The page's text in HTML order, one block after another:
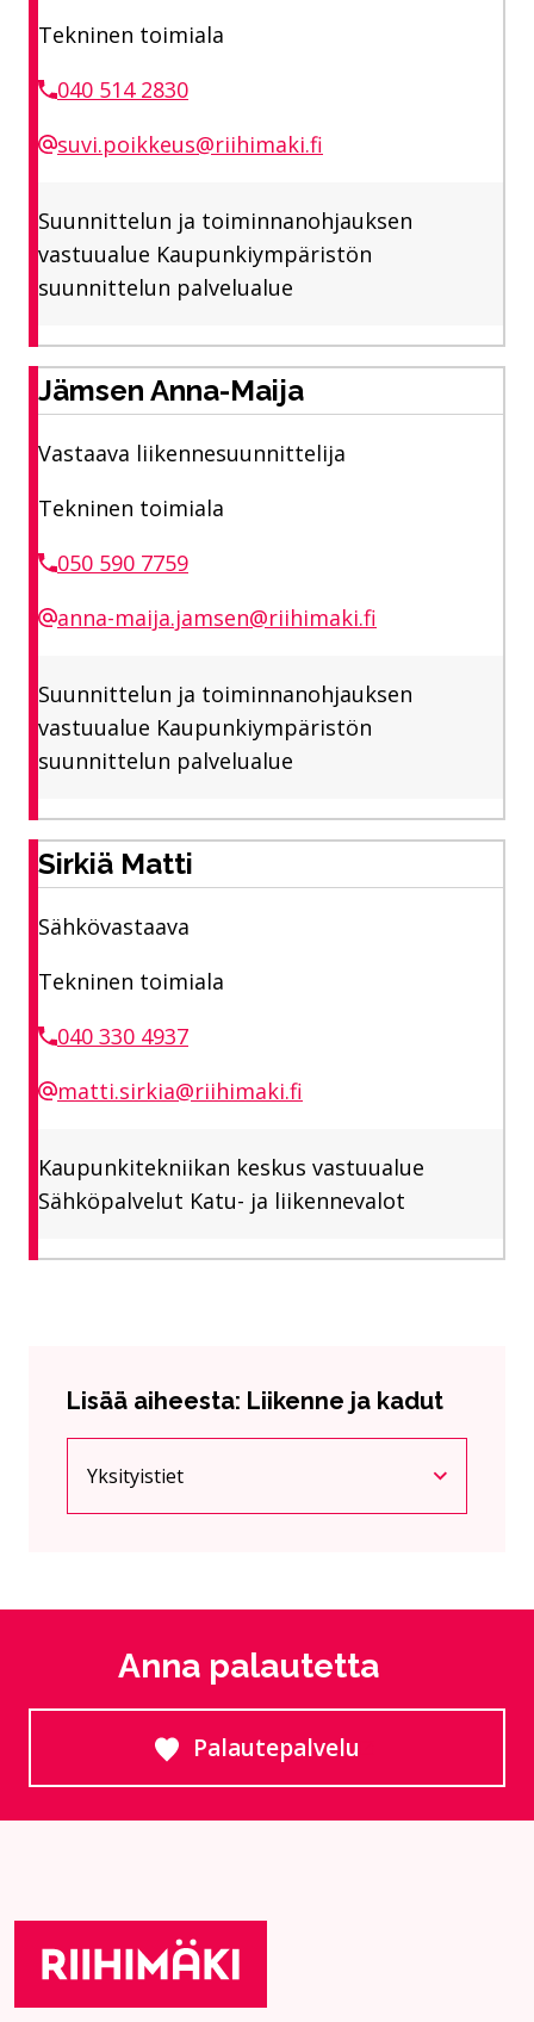
Tekninen toimiala
040 514 2830
suvi.poikkeus@riihimaki.fi
Suunnittelun ja toiminnanohjauksen
vastuualue Kaupunkiympäristön
suunnittelun palvelualue
Jämsen Anna-Maija
Vastaava liikennesuunnittelija
Tekninen toimiala
050 590 7759
anna-maija.jamsen@riihimaki.fi
Suunnittelun ja toiminnanohjauksen
vastuualue Kaupunkiympäristön
suunnittelun palvelualue
Sirkiä Matti
Sähkövastaava
Tekninen toimiala
040 330 4937
matti.sirkia@riihimaki.fi
Kaupunkitekniikan keskus vastuualue
Sähköpalvelut Katu- ja liikennevalot
Lisää aiheesta: Liikenne ja kadut
Nykyinen sivu
Yksityistiet
Klikkaa käyttääksesi valikkoa
Anna palautetta
Palautepalvelu
Siirtyy ulkoiselle